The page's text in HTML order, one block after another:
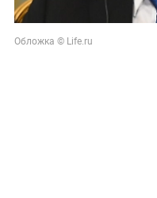
Обложка © Life.ru